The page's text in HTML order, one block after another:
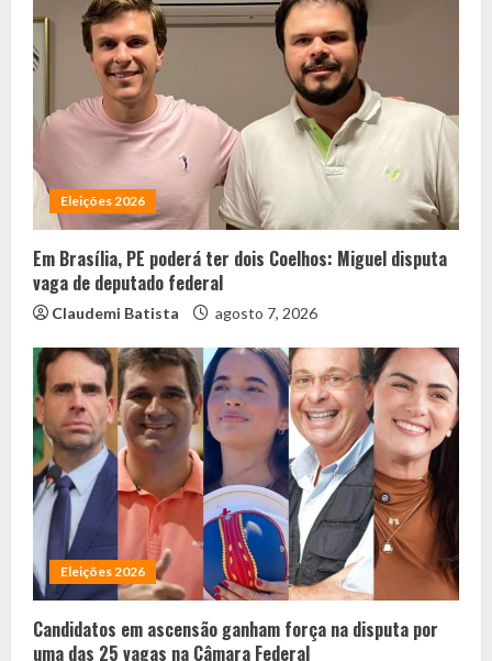
Eleições 2026
Em Brasília, PE poderá ter dois Coelhos: Miguel disputa
vaga de deputado federal
Claudemi Batista agosto 7, 2026
Eleições 2026
Candidatos em ascensão ganham força na disputa por
uma das 25 vagas na Câmara Federal